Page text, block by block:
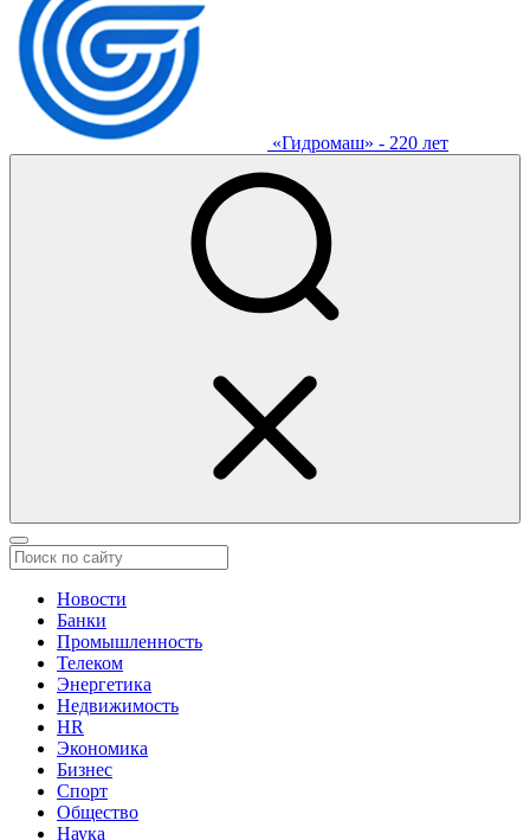
«Гидромаш» - 220 лет
Новости
Банки
Промышленность
Телеком
Энергетика
Недвижимость
HR
Экономика
Бизнес
Спорт
Общество
Наука